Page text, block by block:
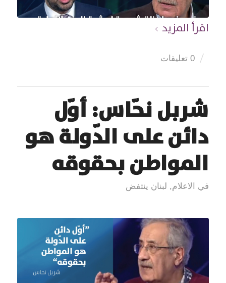
اقرأ المزيد
/ 0 تعليقات
شربل نحّاس: أوّل
دائن على الدّولة هو
المواطن بحقوقه
في الاعلام, لبنان ينتفض